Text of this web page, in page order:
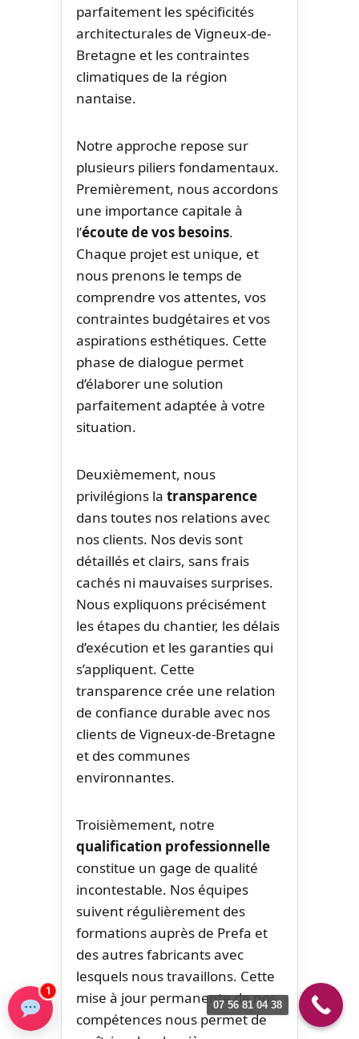
parfaitement les spécificités
architecturales de Vigneux-de-
Bretagne et les contraintes
climatiques de la région
nantaise.
Notre approche repose sur
plusieurs piliers fondamentaux.
Premièrement, nous accordons
une importance capitale à
l’écoute de vos besoins.
Chaque projet est unique, et
nous prenons le temps de
comprendre vos attentes, vos
contraintes budgétaires et vos
aspirations esthétiques. Cette
phase de dialogue permet
d’élaborer une solution
parfaitement adaptée à votre
situation.
Deuxièmement, nous
privilégions la transparence
dans toutes nos relations avec
nos clients. Nos devis sont
détaillés et clairs, sans frais
cachés ni mauvaises surprises.
Nous expliquons précisément
les étapes du chantier, les délais
d’exécution et les garanties qui
s’appliquent. Cette
transparence crée une relation
de confiance durable avec nos
clients de Vigneux-de-Bretagne
et des communes
environnantes.
Troisièmement, notre
qualification professionnelle
constitue un gage de qualité
incontestable. Nos équipes
suivent régulièrement des
formations auprès de Prefa et
des autres fabricants avec
lesquels nous travaillons. Cette
mise à jour permanente de nos
compétences nous permet de
07 56 81 04 38
1